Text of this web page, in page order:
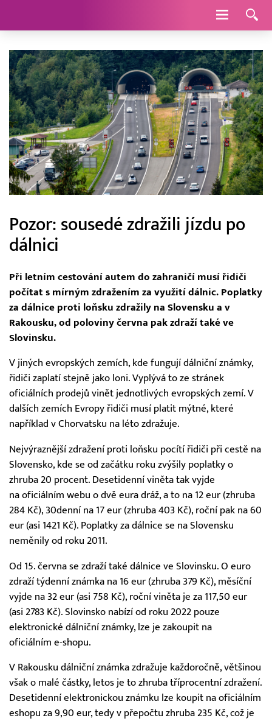
Navigace
Pozor: sousedé zdražili jízdu po
dálnici
Při letním cestování autem do zahraničí musí řidiči
počítat s mírným zdražením za využití dálnic. Poplatky
za dálnice proti loňsku zdražily na Slovensku a v
Rakousku, od poloviny června pak zdraží také ve
Slovinsku.
V jiných evropských zemích, kde fungují dálniční známky,
řidiči zaplatí stejně jako loni. Vyplývá to ze stránek
oficiálních prodejů vinět jednotlivých evropských zemí. V
dalších zemích Evropy řidiči musí platit mýtné, které
například v Chorvatsku na léto zdražuje.
Nejvýraznější zdražení proti loňsku pocítí řidiči při cestě na
Slovensko, kde se od začátku roku zvýšily poplatky o
zhruba 20 procent. Desetidenní viněta tak vyjde
na oficiálním webu o dvě eura dráž, a to na 12 eur (zhruba
284 Kč), 30denní na 17 eur (zhruba 403 Kč), roční pak na 60
eur (asi 1421 Kč). Poplatky za dálnice se na Slovensku
neměnily od roku 2011.
Od 15. června se zdraží také dálnice ve Slovinsku. O euro
zdraží týdenní známka na 16 eur (zhruba 379 Kč), měsíční
vyjde na 32 eur (asi 758 Kč), roční viněta je za 117,50 eur
(asi 2783 Kč). Slovinsko nabízí od roku 2022 pouze
elektronické dálniční známky, lze je zakoupit na
oficiálním e-shopu.
V Rakousku dálniční známka zdražuje každoročně, většinou
však o malé částky, letos je to zhruba tříprocentní zdražení.
Desetidenní elektronickou známku lze koupit na oficiálním
eshopu za 9,90 eur, tedy v přepočtu zhruba 235 Kč, což je